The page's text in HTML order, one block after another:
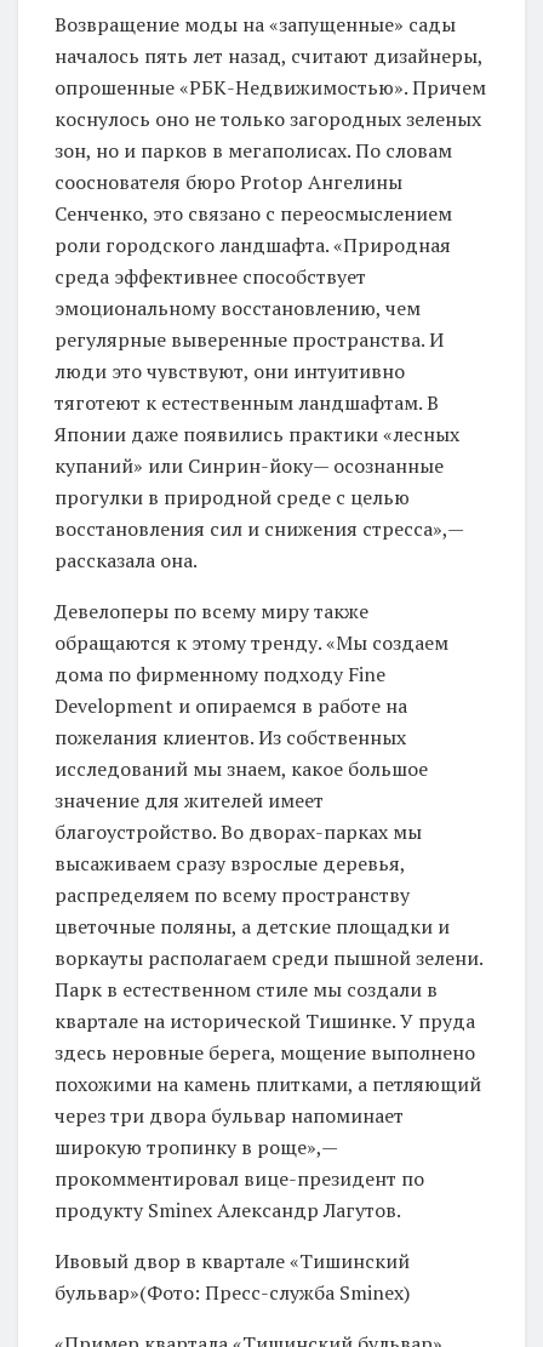
Возвращение моды на «запущенные» сады
началось пять лет назад, считают дизайнеры,
опрошенные «РБК-Недвижимостью». Причем
коснулось оно не только загородных зеленых
зон, но и парков в мегаполисах. По словам
сооснователя бюро Protop Ангелины
Сенченко, это связано с переосмыслением
роли городского ландшафта. «Природная
среда эффективнее способствует
эмоциональному восстановлению, чем
регулярные выверенные пространства. И
люди это чувствуют, они интуитивно
тяготеют к естественным ландшафтам. В
Японии даже появились практики «лесных
купаний» или Синрин-йоку— осознанные
прогулки в природной среде с целью
восстановления сил и снижения стресса»,—
рассказала она.
Девелоперы по всему миру также
обращаются к этому тренду. «Мы создаем
дома по фирменному подходу Fine
Development и опираемся в работе на
пожелания клиентов. Из собственных
исследований мы знаем, какое большое
значение для жителей имеет
благоустройство. Во дворах-парках мы
высаживаем сразу взрослые деревья,
распределяем по всему пространству
цветочные поляны, а детские площадки и
воркауты располагаем среди пышной зелени.
Парк в естественном стиле мы создали в
квартале на исторической Тишинке. У пруда
здесь неровные берега, мощение выполнено
похожими на камень плитками, а петляющий
через три двора бульвар напоминает
широкую тропинку в роще»,—
прокомментировал вице-президент по
продукту Sminex Александр Лагутов.
Ивовый двор в квартале «Тишинский
бульвар»(Фото: Пресс-служба Sminex)